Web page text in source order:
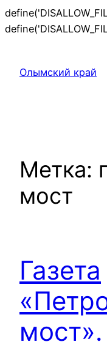
Олымский край
Метка:
мост
Газета